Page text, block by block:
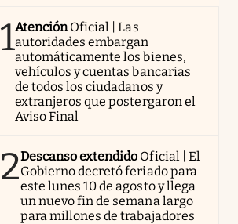
1AtenciónOficial | Las
autoridades embargan
automáticamente los bienes,
vehículos y cuentas bancarias
de todos los ciudadanos y
extranjeros que postergaron el
Aviso Final
2Descanso extendido Oficial | El
Gobierno decretó feriado para
este lunes 10 de agosto y llega
un nuevo fin de semana largo
para millones de trabajadores